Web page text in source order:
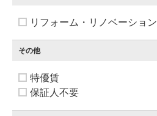
リフォーム・リノベーション
その他
特優賃
保証人不要